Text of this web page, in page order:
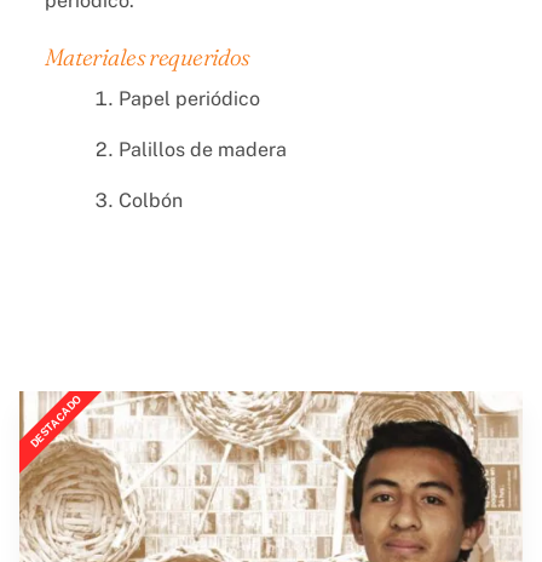
Materiales requeridos
Papel periódico
Palillos de madera
Colbón